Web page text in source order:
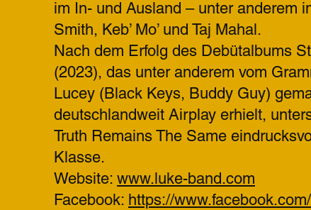
im In- und Ausland – unter anderem
Smith, Keb’ Mo’ und Taj Mahal.
Nach dem Erfolg des Debütalbums
(2023), das unter anderem vom
Lucey (Black Keys, Buddy Guy)
deutschlandweit Airplay erhielt,
Truth Remains The Same
Klasse.
Website: www.luke-band.com
Facebook: https://